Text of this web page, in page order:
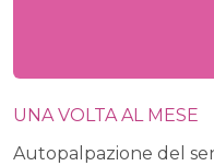
UNA VOLTA AL MESE
Autopalpazione del